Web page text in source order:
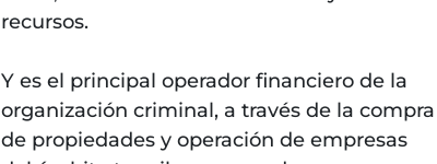
recursos.
Y es el principal operador financiero de la
organización criminal, a través de la compra
de propiedades y operación de empresas